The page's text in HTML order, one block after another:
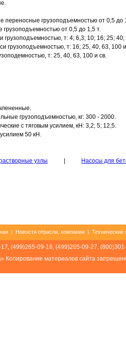
переносные грузоподъемностью от 0,5 до
грузоподъемностью от 0,5 до 1,5 т.
т: 4; 6,3; 10; 16; 25; 40;
грузоподъемностью, т: 16; 25, 40, 63, 100
т: 25, 40, 63, 100 и св.
грузоподъемностью, кг: 300 - 2000.
с тяговым усилием, кН: 3,2; 5; 12,5.
50 кН.
узлы
Насосы для
| Новости отрасли, компании | Технические
(499)265-09-18, (499)265-09-27,
Копирование материалов сайта